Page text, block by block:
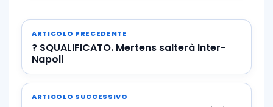
ARTICOLO PRECEDENTE
? SQUALIFICATO. Mertens salterà Inter-
Napoli
ARTICOLO SUCCESSIVO